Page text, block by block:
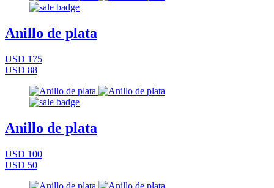
Anillo de plata
USD 175
USD 88
Anillo de plata
USD 100
USD 50